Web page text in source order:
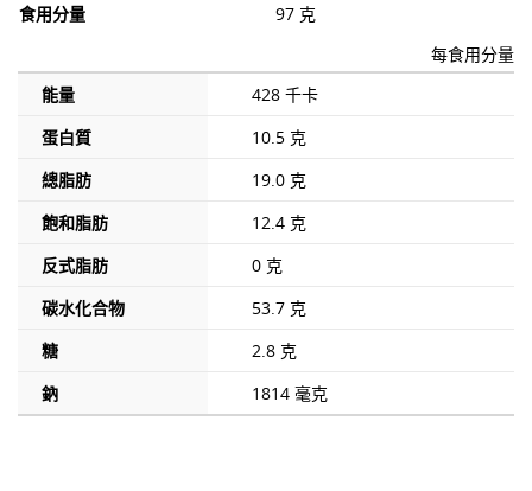
食用分量
97 克
每食用分量
能量
428 千卡
蛋白質
10.5 克
總脂肪
19.0 克
飽和脂肪
12.4 克
反式脂肪
0 克
碳水化合物
53.7 克
糖
2.8 克
鈉
1814 毫克